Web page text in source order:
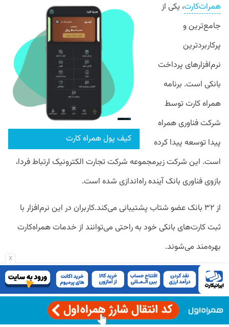
x
کیف پول همراه کارت
همرات‌کارت، یکی از
جامع‌ترین و
پرکاربردترین
نرم‌افزارهای پرداخت
بانکی است. برنامه
همراه کارت توسط
شرکت فناوری همراه
پیدا توسعه پیدا کرده
است. این شرکت زیرمجموعه شرکت تجارت الکترونیک ارتباط فردا،
بازوی فناوری بانک آینده راه‌اندازی شده است.
از ۳۲ بانک عضو شتاب پشتیبانی می‌کند.کاربران در این نرم‌افزار با
ثبت کارت‌های بانکی خود به راحتی می‌توانند از خدمات همراه‌کارت
بهره‌مند می‌شوند.
کارت‌به‌کارت، استعلام موجودی، خریدشارژ وپرداخت قبوض
نمونه‌هایی از خدمات این فناوری است.